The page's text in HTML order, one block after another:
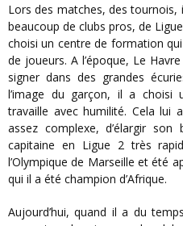
Lors des matches, des tournois, il était toujours vu et sollicité par
beaucoup de clubs pros, de
choisi un centre de formation
de joueurs. A l’époque, Le
signer dans des grandes
l’image du garçon, il a choisi
travaille avec humilité. Cela lui
assez complexe, d’élargir son
capitaine en Ligue 2 très
l’Olympique de Marseille et été
qui il a été champion d’Afrique.
Aujourd’hui, quand il a du temps, il passe au Blanc-Mesnil pour